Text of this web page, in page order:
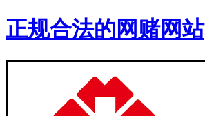
正规合法的网赌网站